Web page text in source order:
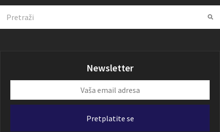
Newsletter
email
Pretplatite se